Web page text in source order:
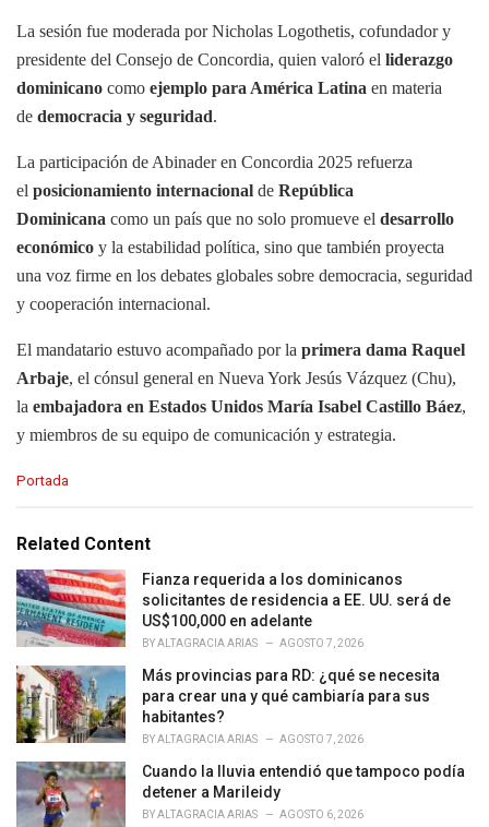
La sesión fue moderada por Nicholas Logothetis, cofundador y
presidente del Consejo de Concordia, quien valoró el liderazgo
dominicano como ejemplo para América Latina en materia
de democracia y seguridad.
La participación de Abinader en Concordia 2025 refuerza
el posicionamiento internacional de República
Dominicana como un país que no solo promueve el desarrollo
económico y la estabilidad política, sino que también proyecta
una voz firme en los debates globales sobre democracia, seguridad
y cooperación internacional.
El mandatario estuvo acompañado por la primera dama Raquel
Arbaje, el cónsul general en Nueva York Jesús Vázquez (Chu),
la embajadora en Estados Unidos María Isabel Castillo Báez,
y miembros de su equipo de comunicación y estrategia.
C
e
o
r
i
e
:
Portada
Related Content
Fianza requerida a los dominicanos
solicitantes de residencia a EE. UU. será de
US$100,000 en adelante
BYALTAGRACIA ARIAS AGOSTO 7, 2026
Más provincias para RD: ¿qué se necesita
para crear una y qué cambiaría para sus
habitantes?
BYALTAGRACIA ARIAS AGOSTO 7, 2026
Cuando la lluvia entendió que tampoco podía
detener a Marileidy
BYALTAGRACIA ARIAS AGOSTO 6, 2026